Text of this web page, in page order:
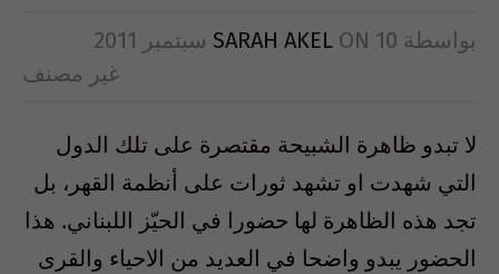
بواسطة SARAH AKEL ON 10 سبتمبر 2011
غير مصنف
لا تبدو ظاهرة الشبيحة مقتصرة على تلك الدول
التي شهدت او تشهد ثورات على أنظمة القهر، بل
تجد هذه الظاهرة لها حضورا في الحيّز اللبناني. هذا
الحضور يبدو واضحا في العديد من الاحياء والقرى